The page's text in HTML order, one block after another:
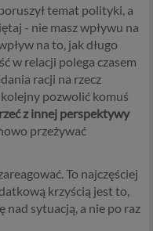
temat polityki, a
- nie masz wpływu na
na to, jak długo
w relacji polega czasem
racji na rzecz
pozwolić komuś
z innej perspektywy
przeżywać
To najczęściej
krzyścią jest to,
sytuacją, a nie po raz